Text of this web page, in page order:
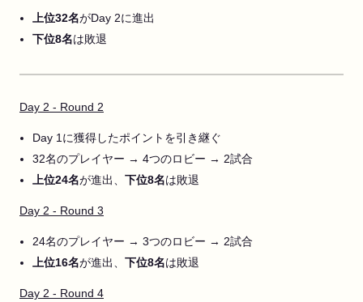
上位32名がDay 2に進出
下位8名は敗退
Day 2 - Round 2
Day 1に獲得したポイントを引き継ぐ
32名のプレイヤー → 4つのロビー → 2試合
上位24名が進出、 下位8名は敗退
Day 2 - Round 3
24名のプレイヤー → 3つのロビー → 2試合
上位16名が進出、 下位8名は敗退
Day 2 - Round 4